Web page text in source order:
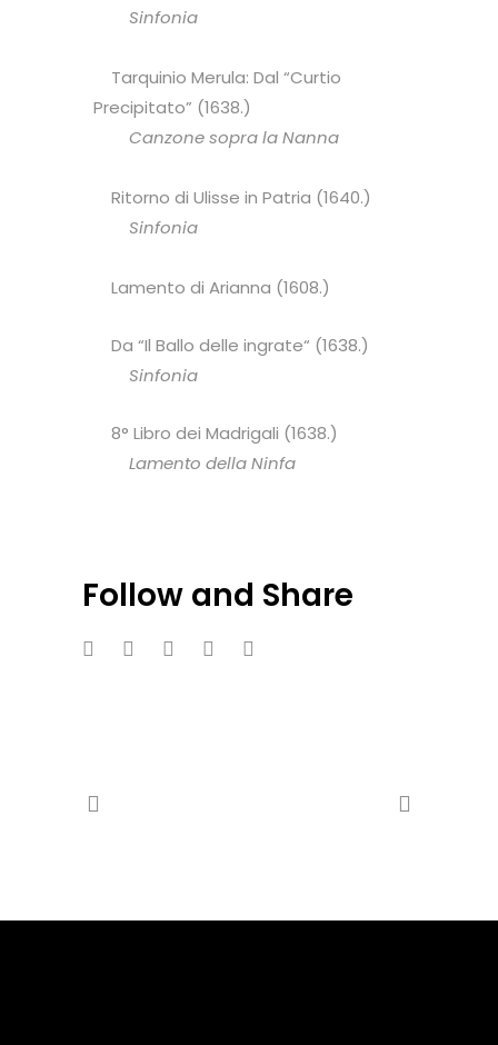
Sinfonia
Tarquinio Merula: Dal “Curtio
Precipitato” (1638.)
Canzone sopra la Nanna
Ritorno di Ulisse in Patria (1640.)
Sinfonia
Lamento di Arianna (1608.)
Da “Il Ballo delle ingrate“ (1638.)
Sinfonia
8° Libro dei Madrigali (1638.)
Lamento della Ninfa
Follow and Share